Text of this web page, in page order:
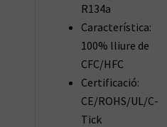
R134a
Característica:
100% lliure de
CFC/HFC
Certificació:
CE/ROHS/UL/C-
Tick